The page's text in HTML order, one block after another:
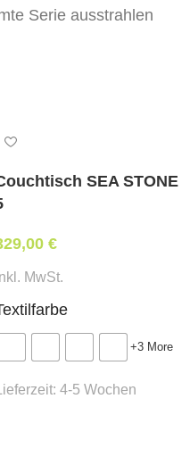
Serie ausstrahlen
SEA STONE
€
MwSt.
+3 More
4-5 Wochen